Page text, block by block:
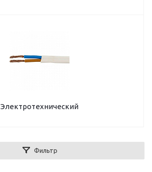
Электротехнический
Фильтр